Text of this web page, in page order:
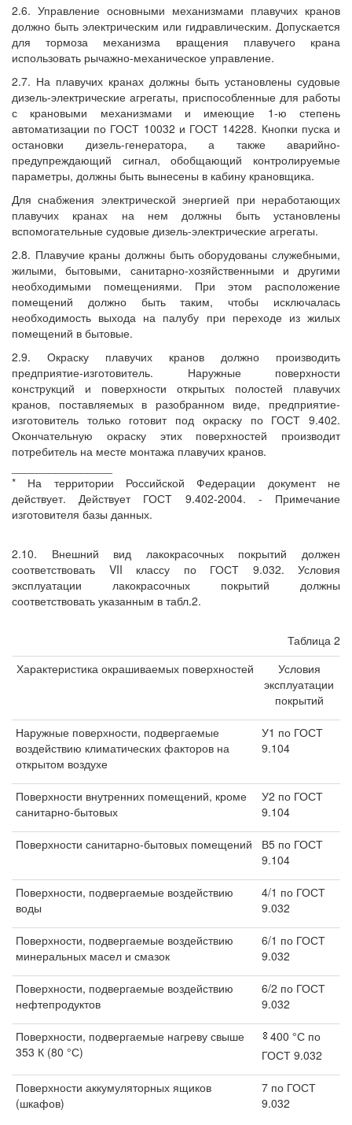
2.6. Управление основными механизмами плавучих кранов
должно быть электрическим или гидравлическим. Допускается
для тормоза механизма вращения плавучего крана
использовать рычажно-механическое управление.
2.7. На плавучих кранах должны быть установлены судовые
дизель-электрические агрегаты, приспособленные для работы
с крановыми механизмами и имеющие 1-ю степень
автоматизации по ГОСТ 10032 и ГОСТ 14228. Кнопки пуска и
остановки дизель-генератора, а также аварийно-
предупреждающий сигнал, обобщающий контролируемые
параметры, должны быть вынесены в кабину крановщика.
Для снабжения электрической энергией при неработающих
плавучих кранах на нем должны быть установлены
вспомогательные судовые дизель-электрические агрегаты.
2.8. Плавучие краны должны быть оборудованы служебными,
жилыми, бытовыми, санитарно-хозяйственными и другими
необходимыми помещениями. При этом расположение
помещений должно быть таким, чтобы исключалась
необходимость выхода на палубу при переходе из жилых
помещений в бытовые.
2.9. Окраску плавучих кранов должно производить
предприятие-изготовитель. Наружные поверхности
конструкций и поверхности открытых полостей плавучих
кранов, поставляемых в разобранном виде, предприятие-
изготовитель только готовит под окраску по ГОСТ 9.402.
Окончательную окраску этих поверхностей производит
потребитель на месте монтажа плавучих кранов.
* На территории Российской Федерации документ не
действует. Действует ГОСТ 9.402-2004. - Примечание
изготовителя базы данных.
2.10. Внешний вид лакокрасочных покрытий должен
соответствовать VII классу по ГОСТ 9.032. Условия
эксплуатации лакокрасочных покрытий должны
соответствовать указанным в табл.2.
Таблица 2
Характеристика окрашиваемых поверхностей
Условия
эксплуатации
покрытий
Наружные поверхности, подвергаемые
воздействию климатических факторов на
открытом воздухе
У1 по ГОСТ
9.104
Поверхности внутренних помещений, кроме
санитарно-бытовых
У2 по ГОСТ
9.104
Поверхности санитарно-бытовых помещений
В5 по ГОСТ
9.104
Поверхности, подвергаемые воздействию
воды
4/1 по ГОСТ
9.032
Поверхности, подвергаемые воздействию
минеральных масел и смазок
6/1 по ГОСТ
9.032
Поверхности, подвергаемые воздействию
нефтепродуктов
6/2 по ГОСТ
9.032
Поверхности, подвергаемые нагреву свыше
353 К (80 °С)
400 °С по
ГОСТ 9.032
Поверхности аккумуляторных ящиков
(шкафов)
7 по ГОСТ
9.032